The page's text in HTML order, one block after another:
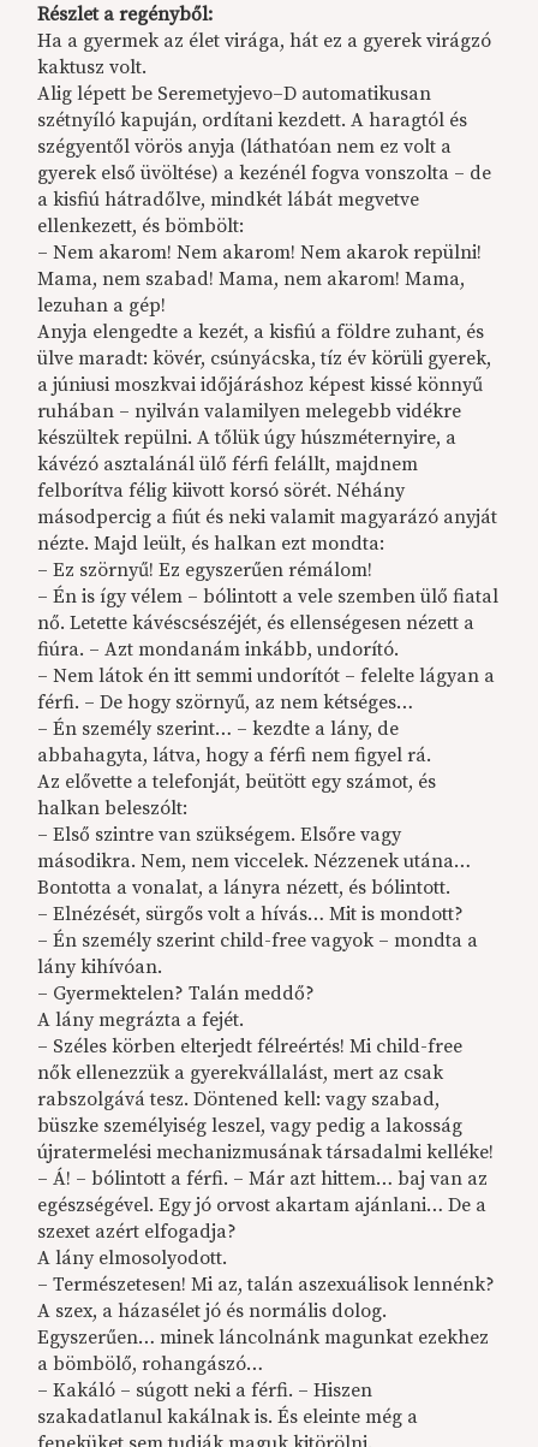
Részlet a regényből:
Ha a gyermek az élet virága, hát ez a gyerek virágzó
kaktusz volt.
Alig lépett be Seremetyjevo–D automatikusan
szétnyíló kapuján, ordítani kezdett. A haragtól és
szégyentől vörös anyja (láthatóan nem ez volt a
gyerek első üvöltése) a kezénél fogva vonszolta – de
a kisfiú hátradőlve, mindkét lábát megvetve
ellenkezett, és bömbölt:
– Nem akarom! Nem akarom! Nem akarok repülni!
Mama, nem szabad! Mama, nem akarom! Mama,
lezuhan a gép!
Anyja elengedte a kezét, a kisfiú a földre zuhant, és
ülve maradt: kövér, csúnyácska, tíz év körüli gyerek,
a júniusi moszkvai időjáráshoz képest kissé könnyű
ruhában – nyilván valamilyen melegebb vidékre
készültek repülni. A tőlük úgy húszméternyire, a
kávézó asztalánál ülő férfi felállt, majdnem
felborítva félig kiivott korsó sörét. Néhány
másodpercig a fiút és neki valamit magyarázó anyját
nézte. Majd leült, és halkan ezt mondta:
– Ez szörnyű! Ez egyszerűen rémálom!
– Én is így vélem – bólintott a vele szemben ülő fiatal
nő. Letette kávéscsészéjét, és ellenségesen nézett a
fiúra. – Azt mondanám inkább, undorító.
– Nem látok én itt semmi undorítót – felelte lágyan a
férfi. – De hogy szörnyű, az nem kétséges…
– Én személy szerint… – kezdte a lány, de
abbahagyta, látva, hogy a férfi nem figyel rá.
Az elővette a telefonját, beütött egy számot, és
halkan beleszólt:
– Első szintre van szükségem. Elsőre vagy
másodikra. Nem, nem viccelek. Nézzenek utána…
Bontotta a vonalat, a lányra nézett, és bólintott.
– Elnézését, sürgős volt a hívás… Mit is mondott?
– Én személy szerint child-free vagyok – mondta a
lány kihívóan.
– Gyermektelen? Talán meddő?
A lány megrázta a fejét.
– Széles körben elterjedt félreértés! Mi child-free
nők ellenezzük a gyerekvállalást, mert az csak
rabszolgává tesz. Döntened kell: vagy szabad,
büszke személyiség leszel, vagy pedig a lakosság
újratermelési mechanizmusának társadalmi kelléke!
– Á! – bólintott a férfi. – Már azt hittem… baj van az
egészségével. Egy jó orvost akartam ajánlani… De a
szexet azért elfogadja?
A lány elmosolyodott.
– Természetesen! Mi az, talán aszexuálisok lennénk?
A szex, a házasélet jó és normális dolog.
Egyszerűen… minek láncolnánk magunkat ezekhez
a bömbölő, rohangászó…
– Kakáló – súgott neki a férfi. – Hiszen
szakadatlanul kakálnak is. És eleinte még a